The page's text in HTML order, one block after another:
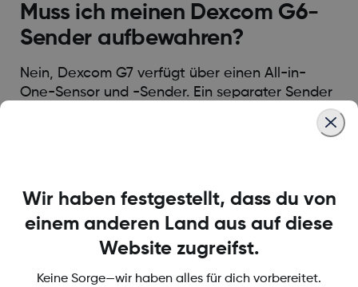
Muss ich meinen Dexcom G6-
Sender aufbewahren?
Nein, Dexcom G7 verfügt über einen All-in-
One-Sensor und -Sender. Ein separater Sender
Über Dexcom
Wir haben festgestellt, dass du von
einem anderen Land aus auf diese
Website zugreifst.
Keine Sorge—wir haben alles für dich vorbereitet.